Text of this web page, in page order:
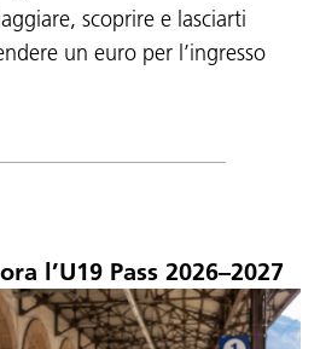
scoprire e lasciarti
un euro per l’ingresso
l’U19 Pass 2026–2027